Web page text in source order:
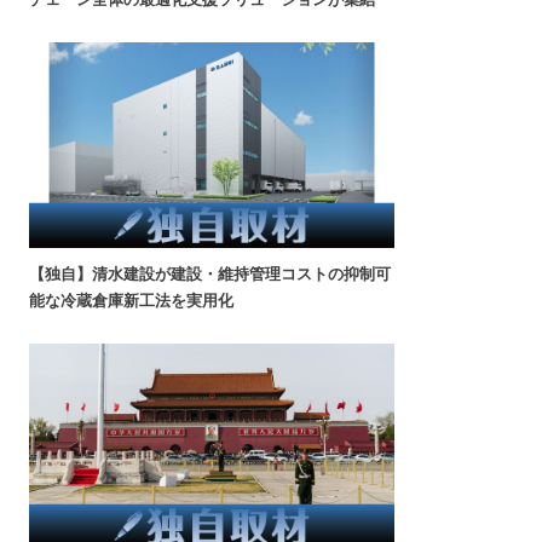
【独自】清水建設が建設・維持管理コストの抑制可
能な冷蔵倉庫新工法を実用化